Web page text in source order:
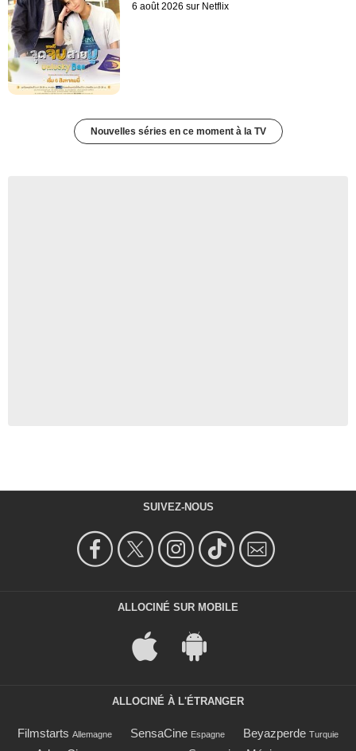
6 août 2026 sur Netflix
Nouvelles séries en ce moment à la TV
SUIVEZ-NOUS
ALLOCINÉ SUR MOBILE
ALLOCINÉ À L'ÉTRANGER
Filmstarts Allemagne SensaCine Espagne Beyazperde Turquie